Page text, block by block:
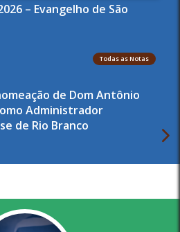
– Evangelho de São
Todas as Notas
de Dom Antônio
Administrador
de Rio Branco